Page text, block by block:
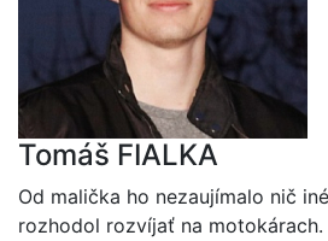
Tomáš FIALKA
Od malička ho nezaujímalo nič
rozhodol rozvíjať na